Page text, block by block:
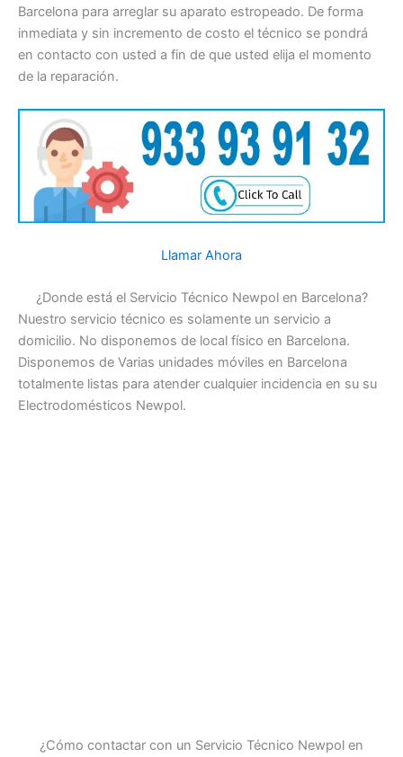
Barcelona para arreglar su aparato estropeado. De forma
inmediata y sin incremento de costo el técnico se pondrá
en contacto con usted a fin de que usted elija el momento
de la reparación.
Llamar Ahora
¿Donde está el Servicio Técnico Newpol en Barcelona?
Nuestro servicio técnico es solamente un servicio a
domicilio. No disponemos de local físico en Barcelona.
Disponemos de Varias unidades móviles en Barcelona
totalmente listas para atender cualquier incidencia en su su
Electrodomésticos Newpol.
¿Cómo contactar con un Servicio Técnico Newpol en